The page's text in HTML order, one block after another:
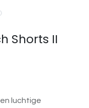
Shorts II
luchtige